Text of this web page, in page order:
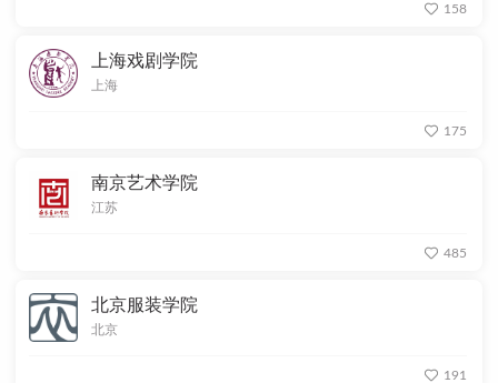
158
上海戏剧学院
上海
175
南京艺术学院
江苏
485
北京服装学院
北京
191